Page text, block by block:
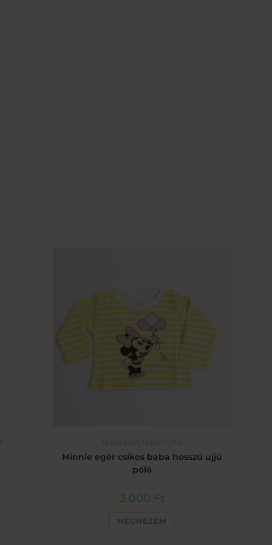
Baba póló Baba ruha
Minnie egér csíkos baba hosszú ujjú
póló
3 000 Ft
MEGNÉZEM